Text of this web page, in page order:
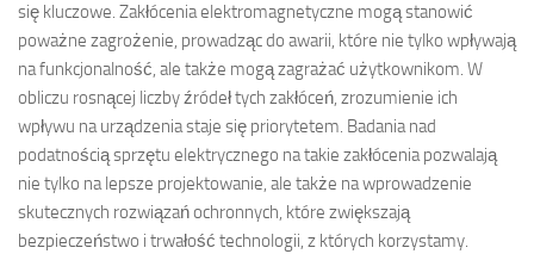
się kluczowe. Zakłócenia elektromagnetyczne mogą stanowić
poważne zagrożenie, prowadząc do awarii, które nie tylko wpływają
na funkcjonalność, ale także mogą zagrażać użytkownikom. W
obliczu rosnącej liczby źródeł tych zakłóceń, zrozumienie ich
wpływu na urządzenia staje się priorytetem. Badania nad
podatnością sprzętu elektrycznego na takie zakłócenia pozwalają
nie tylko na lepsze projektowanie, ale także na wprowadzenie
skutecznych rozwiązań ochronnych, które zwiększają
bezpieczeństwo i trwałość technologii, z których korzystamy.